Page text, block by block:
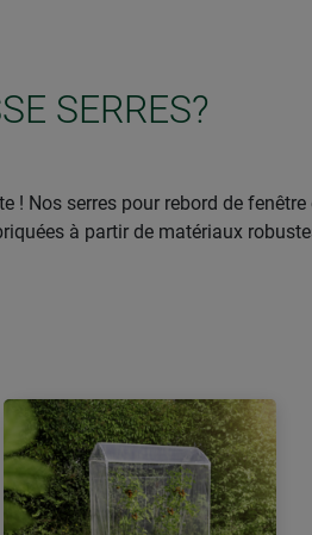
SERRES?
! Nos serres pour rebord de
à partir de matériaux